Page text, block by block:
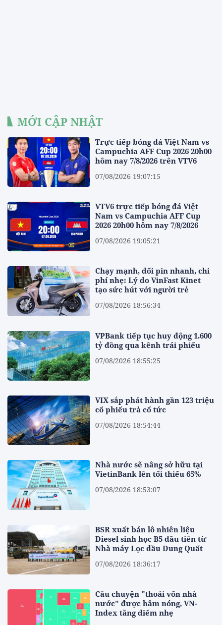
MỚI CẬP NHẬT
Trực tiếp bóng đá Việt Nam vs
Campuchia AFF Cup 2026 20h00
hôm nay 7/8/2026 trên VTV6
07/08/2026 19:07:15
VTV6 trực tiếp bóng đá Việt
Nam vs Campuchia AFF Cup
2026 20h00 hôm nay 7/8/2026
07/08/2026 19:05:21
Chạy mạnh, đổi pin nhanh, chi
phí nhẹ: Lý do VinFast Kinet
tạo sức hút với người trẻ
07/08/2026 18:56:34
VPBank tiếp tục huy động 1.600
tỷ đồng qua kênh trái phiếu
07/08/2026 18:55:25
VIX sắp phát hành gần 123 triệu
cổ phiếu trả cổ tức
07/08/2026 18:54:44
Nhà nước sẽ nâng sở hữu tại
VietinBank lên tối thiểu 65%
07/08/2026 18:53:07
BSR xuất bán lô nhiên liệu
Diesel sinh học B5 đầu tiên từ
Nhà máy Lọc dầu Dung Quất
07/08/2026 18:36:17
Câu chuyện "thoái vốn nhà
nước" được hâm nóng, VN-
Index tăng điểm nhẹ